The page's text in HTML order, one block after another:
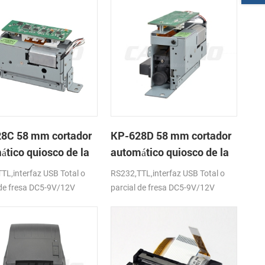
58 mm cortador
quiosco de la
térmicaUSB Total o
fresa DC5-9V/12V
KP-628D 58 mm cortador
automático quiosco de la
impresora térmica
RS232,TTL,interfaz USB Total o
parcial de fresa DC5-9V/12V